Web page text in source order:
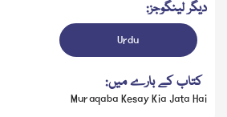
دیگر لینگوجز:
Urdu
کتاب کے بارے میں:
Muraqaba Kesay Kia Jata Hai